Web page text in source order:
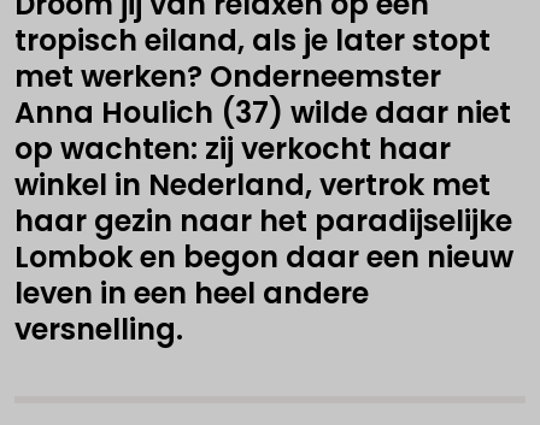
tropisch eiland, als je later stopt
met werken? Onderneemster
Anna Houlich (37) wilde daar niet
op wachten: zij verkocht haar
winkel in Nederland, vertrok met
haar gezin naar het paradijselijke
Lombok en begon daar een nieuw
leven in een heel andere
versnelling.